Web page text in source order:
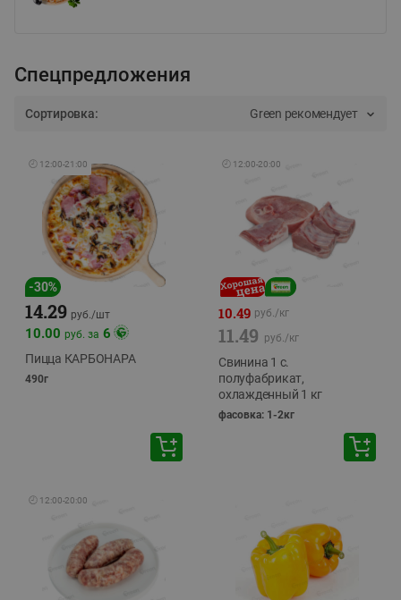
Спецпредложения
Сортировка: Green рекомендует
🕘 12:00-21:00
-30%
14.29 руб./шт
10.00 руб. за 6
Пицца КАРБОНАРА
490г
🕘 12:00-20:00
10.49 руб./кг
11.49 руб./кг
Свинина 1 с.
полуфабрикат,
охлажденный 1 кг
фасовка: 1-2кг
🕘 12:00-20:00